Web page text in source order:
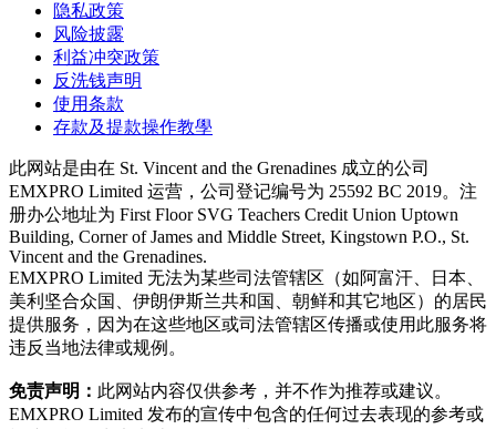
隐私政策
风险披露
利益冲突政策
反洗钱声明
使用条款
存款及提款操作教學
此网站是由在 St. Vincent and the Grenadines 成立的公司
EMXPRO Limited 运营，公司登记编号为 25592 BC 2019。注
册办公地址为 First Floor SVG Teachers Credit Union Uptown
Building, Corner of James and Middle Street, Kingstown P.O., St.
Vincent and the Grenadines.
EMXPRO Limited 无法为某些司法管辖区（如阿富汗、日本、
美利坚合众国、伊朗伊斯兰共和国、朝鲜和其它地区）的居民
提供服务，因为在这些地区或司法管辖区传播或使用此服务将
违反当地法律或规例。
免责声明： 此网站内容仅供参考，并不作为推荐或建议。
EMXPRO Limited 发布的宣传中包含的任何过去表现的参考或